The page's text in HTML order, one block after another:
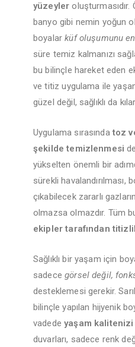
yüzeyler
banyo gibi nemin yoğun
boyalarküf oluşumunu
süre temiz kalmanızı
bu bilinçle hareket eden
ve titiz uygulama ile
güzel değil, sağlıklı da
Uygulama sırasındatoz
şekilde temizlenmesi
yükselten önemli bir
sürekli havalandırılması,
çıkabilecek zararlı
olmazsa olmazdır. Tüm
ekipler tarafından
Sağlıklı bir yaşam için
sadecegörsel değil,
desteklemesi gerekir.
bilinçle yapılan hijyenik
vadedeyaşam kalitenizi
duvarları, sadece renk